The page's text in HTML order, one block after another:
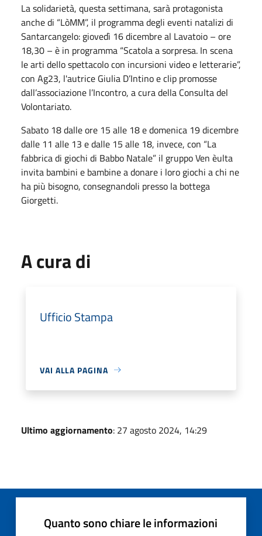
La solidarietà, questa settimana, sarà protagonista
anche di “LòMM”, il programma degli eventi natalizi di
Santarcangelo: giovedì 16 dicembre al Lavatoio – ore
18,30 – è in programma “Scatola a sorpresa. In scena
le arti dello spettacolo con incursioni video e letterarie”,
con Ag23, l'autrice Giulia D’Intino e clip promosse
dall’associazione l’Incontro, a cura della Consulta del
Volontariato.
Sabato 18 dalle ore 15 alle 18 e domenica 19 dicembre
dalle 11 alle 13 e dalle 15 alle 18, invece, con “La
fabbrica di giochi di Babbo Natale” il gruppo Ven èulta
invita bambini e bambine a donare i loro giochi a chi ne
ha più bisogno, consegnandoli presso la bottega
Giorgetti.
A cura di
Ufficio Stampa
VAI ALLA PAGINA
Ultimo aggiornamento: 27 agosto 2024, 14:29
Quanto sono chiare le informazioni